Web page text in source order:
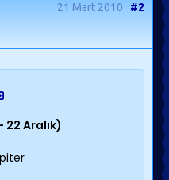
21 Mart 2010 #2
22 Aralık)